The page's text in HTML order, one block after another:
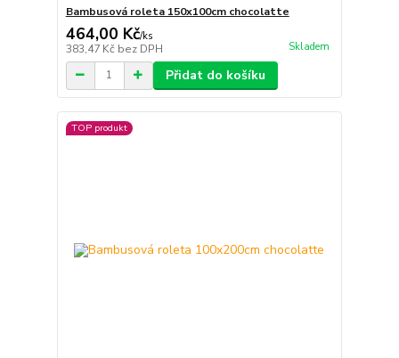
Bambusová roleta 150x100cm chocolatte
464,00 Kč/ks
383,47 Kč bez DPH Skladem
Přidat do košíku
TOP produkt